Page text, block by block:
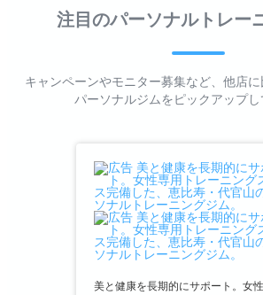
注目のパーソナルトレー
キャンペーンやモニター募集など、他店
パーソナルジムをピックアップし
美と健康を長期的にサポート。女